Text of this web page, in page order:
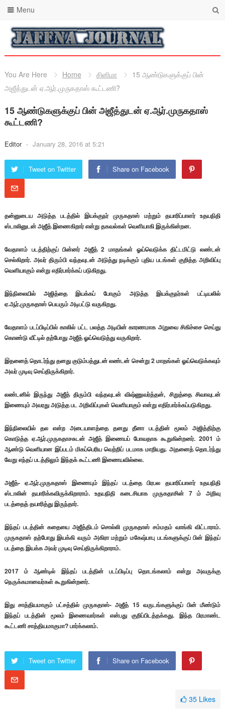
Menu
You Are Here Home சினிமா
15 ஆண்டுகளுக்குப் பின்
அஜீத்துடன் ஏ.ஆர்.முருகதாஸ் கூட்டணி?
15 ஆண்டுகளுக்குப் பின் அஜீத்துடன் ஏ.ஆர்.முருகதாஸ்
கூட்டணி?
Editor - January 28, 2016 at 5:21
Tweet on Twitter Share on Facebook
தன்னுடைய அடுத்த படத்தில் இயக்குநர் முருகதாஸ் மற்றும் தயாரிப்பாளர் உதயநிதி
ஸ்டாலினுடன் அஜீத் இணைகிறார் என்று தகவல்கள் வெளியாகி இருக்கின்றன.
வேதாளம் படத்திற்குப் பின்னர் அஜீத் 2 மாதங்கள் ஓய்வெடுக்க திட்டமிட்டு லண்டன்
செல்கிறார். அவர் திரும்பி வந்தவுடன் அடுத்து நடிக்கும் புதிய படங்கள் குறித்த அறிவிப்பு
வெளியாகும் என்று எதிர்பார்க்கப் படுகிறது.
இந்நிலையில் அஜித்தை இயக்கப் போகும் அடுத்த இயக்குநர்கள் பட்டியலில்
ஏ.ஆர்.முருகதாஸ் பெயரும் அடிபட்டு வருகிறது.
வேதாளம் படப்பிடிப்பில் காலில் பட்ட பலத்த அடியின் காரணமாக அறுவை சிகிச்சை செய்து
கொண்டு வீட்டில் தற்போது அஜீத் ஓய்வெடுத்து வருகிறார்.
இதனைத் தொடர்ந்து தனது குடும்பத்துடன் லண்டன் சென்று 2 மாதங்கள் ஓய்வெடுக்கவும்
அவர் முடிவு செய்திருக்கிறார்.
லண்டனில் இருந்து அஜீத் திரும்பி வந்தவுடன் விஷ்ணுவர்த்தன், சிறுத்தை சிவாவுடன்
இணையும் அவரது அடுத்த பட அறிவிப்புகள் வெளியாகும் என்று எதிர்பார்க்கப்படுகிறது.
இந்நிலையில் தல என்ற அடையாளத்தை தனது தீனா படத்தின் மூலம் அஜித்திற்கு
கொடுத்த ஏ.ஆர்.முருகதாசசுடன் அஜீத் இணையப் போவதாக கூறுகின்றனர். 2001 ம்
ஆண்டு வெளியான இப்படம் மிகப்பெரிய வெற்றிப் படமாக மாறியது. அதனைத் தொடர்ந்து
வேறு எந்தப் படத்திலும் இந்தக் கூட்டணி இணையவில்லை.
அஜீத்- ஏ.ஆர்.முருகதாஸ் இணையும் இந்தப் படத்தை பிரபல தயாரிப்பாளர் உதயநிதி
ஸ்டாலின் தயாரிக்கவிருக்கிறாராம். உதயநிதி கடைசியாக முருகதாசின் 7 ம் அறிவு
படத்தைத் தயாரித்து இருந்தார்.
இந்தப் படத்தின் கதையை அஜீத்திடம் சொல்லி முருகதாஸ் சம்மதம் வாங்கி விட்டாராம்.
முருகதாஸ் தற்போது இயக்கி வரும் அகிரா மற்றும் மகேஷ்பாபு படங்களுக்குப் பின் இந்தப்
படத்தை இயக்க அவர் முடிவு செய்திருக்கிறாராம்.
2017 ம் ஆண்டில் இந்தப் படத்தின் படப்பிடிப்பு தொடங்கலாம் என்று அவருக்கு
நெருக்கமானவர்கள் கூறுகின்றனர்.
இது சாத்தியமாகும் பட்சத்தில் முருகதாஸ்- அஜீத் 15 வருடங்களுக்குப் பின் மீண்டும்
இந்தப் படத்தின் மூலம் இணைவார்கள் என்பது குறிப்பிடத்தக்கது. இந்த பிரமாண்ட
கூட்டணி சாத்தியமாகுமா? பார்க்கலாம்.
Tweet on Twitter Share on Facebook
35 Likes